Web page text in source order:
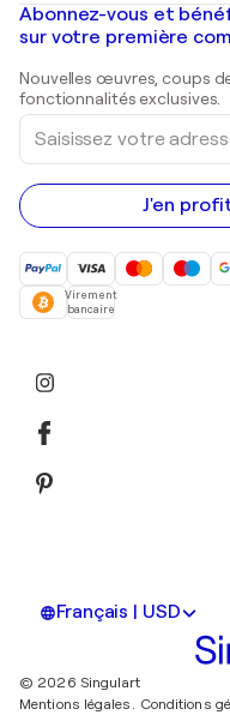
Shepard Fairey
Peintures de paysage
Estampes
Peintures acryliques
Galeries d'art en France
Galeries d'art en
Abonnez-vous et
sur votre première
Nouvelles œuvres, coups
fonctionnalités exclusives.
Saisissez
votre
adresse
e-
mail
J'en
Virement
bancaire
Français | USD
© 2026 Singulart
Mentions légales. Conditions